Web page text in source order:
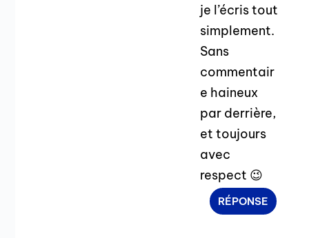
je l’écris tout
simplement.
Sans
commentair
e haineux
par derrière,
et toujours
avec
respect 😉
RÉPONSE